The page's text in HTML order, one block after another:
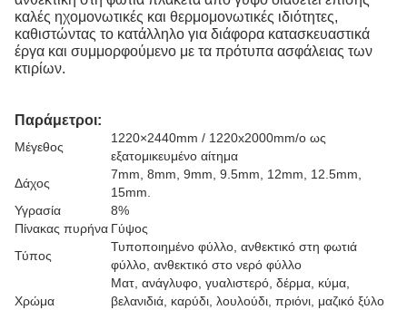
καλές ηχομονωτικές και θερμομονωτικές ιδιότητες,
καθιστώντας το κατάλληλο για διάφορα κατασκευαστικά
έργα και συμμορφούμενο με τα πρότυπα ασφάλειας των
κτιρίων.
Παράμετροι:
Μέγεθος
1220×2440mm / 1220x2000mm/o ως
εξατομικευμένο αίτημα
Δάχος
7mm, 8mm, 9mm, 9.5mm, 12mm, 12.5mm,
15mm.
Υγρασία
8%
Πίνακας πυρήνα Γύψος
Τύπος
Τυποποιημένο φύλλο, ανθεκτικό στη φωτιά
φύλλο, ανθεκτικό στο νερό φύλλο
Χρώμα
Ματ, ανάγλυφο, γυαλιστερό, δέρμα, κύμα,
βελανιδιά, καρύδι, λουλούδι, πριόνι, μαζικό ξύλο